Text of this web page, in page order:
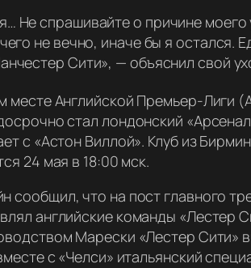
Не спрашивайте о причине моего
не вечно, иначе бы я остался.
Сити», — объяснил свой
Английской Премьер-Лиги
стал лондонский
с «Астон Виллой». Клуб из
24 мая в 18:00 мск.
что на пост главного
английские команды «Лестер
Марески «Лестер Сити»
с «Челси» итальянский